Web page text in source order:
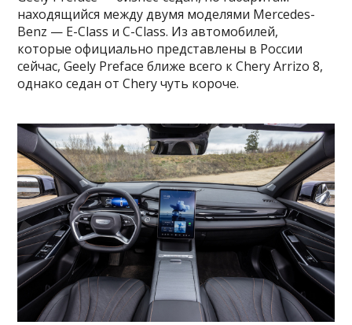
находящийся между двумя моделями Mercedes-
Benz — E-Class и C-Class. Из автомобилей,
которые официально представлены в России
сейчас, Geely Preface ближе всего к Chery Arrizo 8,
однако седан от Chery чуть короче.